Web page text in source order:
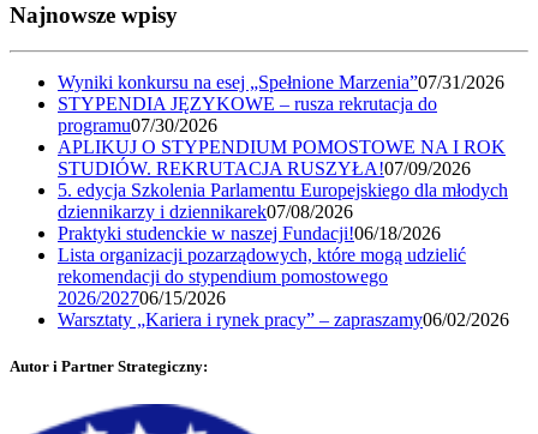
Najnowsze wpisy
Wyniki konkursu na esej „Spełnione Marzenia”07/31/2026
STYPENDIA JĘZYKOWE – rusza rekrutacja do
programu07/30/2026
APLIKUJ O STYPENDIUM POMOSTOWE NA I ROK
STUDIÓW. REKRUTACJA RUSZYŁA!07/09/2026
5. edycja Szkolenia Parlamentu Europejskiego dla młodych
dziennikarzy i dziennikarek07/08/2026
Praktyki studenckie w naszej Fundacji!06/18/2026
Lista organizacji pozarządowych, które mogą udzielić
rekomendacji do stypendium pomostowego
2026/202706/15/2026
Warsztaty „Kariera i rynek pracy” – zapraszamy06/02/2026
Autor i Partner Strategiczny: